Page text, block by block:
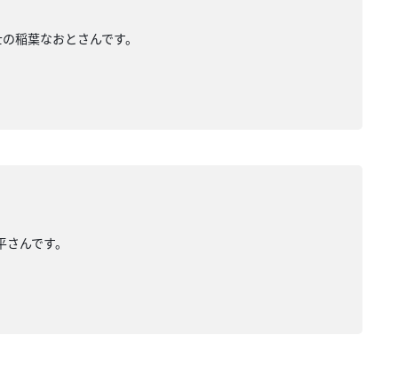
稲葉なおとさんです。
んです。